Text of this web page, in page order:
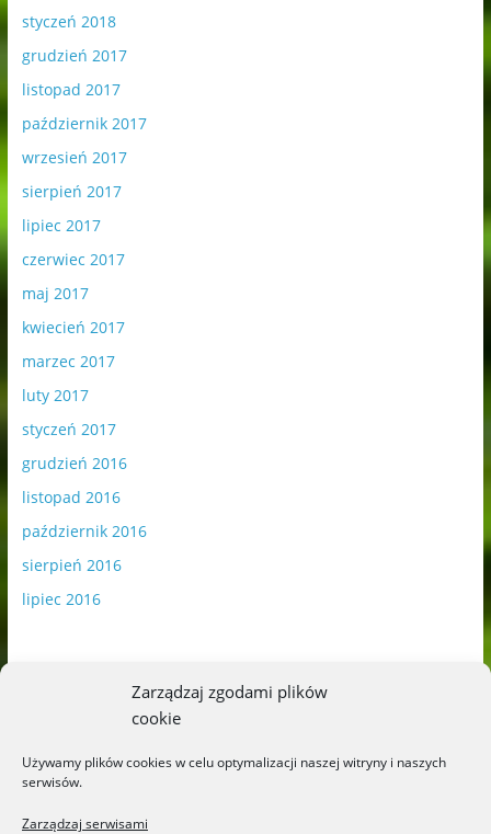
Zarządzaj zgodami plików
cookie
Używamy plików cookies w celu optymalizacji naszej witryny i naszych
serwisów.
Zarządzaj serwisami
styczeń 2018
grudzień 2017
listopad 2017
październik 2017
wrzesień 2017
sierpień 2017
lipiec 2017
czerwiec 2017
maj 2017
kwiecień 2017
marzec 2017
luty 2017
styczeń 2017
grudzień 2016
listopad 2016
październik 2016
sierpień 2016
lipiec 2016